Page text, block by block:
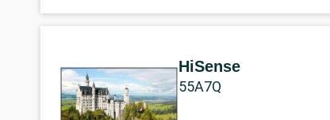
HiSense
55A7Q